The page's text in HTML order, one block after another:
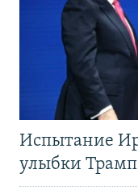
Испытание
улыбки